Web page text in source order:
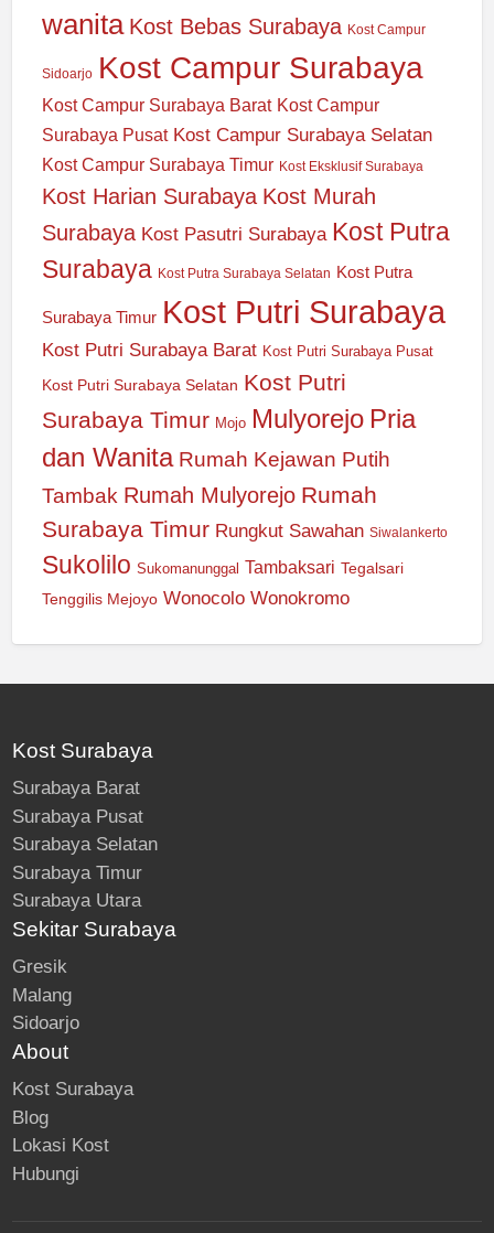
wanita Kost Bebas Surabaya Kost Campur
Sidoarjo Kost Campur Surabaya
Kost Campur Surabaya Barat Kost Campur
Surabaya Pusat Kost Campur Surabaya Selatan
Kost Campur Surabaya Timur Kost Eksklusif Surabaya
Kost Harian Surabaya Kost Murah
Surabaya Kost Pasutri Surabaya Kost Putra
Surabaya Kost Putra Surabaya Selatan Kost Putra
Surabaya Timur Kost Putri Surabaya
Kost Putri Surabaya Barat Kost Putri Surabaya Pusat
Kost Putri Surabaya Selatan Kost Putri
Surabaya Timur Mojo Mulyorejo Pria
dan Wanita Rumah Kejawan Putih
Tambak Rumah Mulyorejo Rumah
Surabaya Timur Rungkut Sawahan Siwalankerto
Sukolilo Sukomanunggal Tambaksari Tegalsari
Tenggilis Mejoyo Wonocolo Wonokromo
Kost Surabaya
Surabaya Barat
Surabaya Pusat
Surabaya Selatan
Surabaya Timur
Surabaya Utara
Sekitar Surabaya
Gresik
Malang
Sidoarjo
About
Kost Surabaya
Blog
Lokasi Kost
Hubungi